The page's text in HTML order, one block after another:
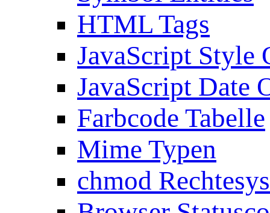
HTML Tags
JavaScript Style
JavaScript Date
Farbcode Tabelle
Mime Typen
chmod